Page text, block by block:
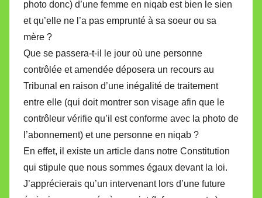
photo donc) d’une femme en niqab est bien le sien
et qu’elle ne l’a pas emprunté à sa soeur ou sa
mère ?
Que se passera-t-il le jour où une personne
contrôlée et amendée déposera un recours au
Tribunal en raison d’une inégalité de traitement
entre elle (qui doit montrer son visage afin que le
contrôleur vérifie qu’il est conforme avec la photo de
l’abonnement) et une personne en niqab ?
En effet, il existe un article dans notre Constitution
qui stipule que nous sommes égaux devant la loi.
J’apprécierais qu’un intervenant lors d’une future